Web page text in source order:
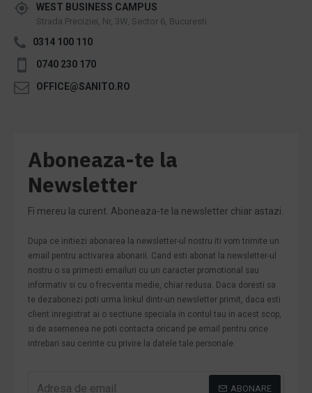
WEST BUSINESS CAMPUS
Strada Preciziei, Nr, 3W, Sector 6, Bucuresti
0314 100 110
0740 230 170
OFFICE@SANITO.RO
Aboneaza-te la
Newsletter
Fi mereu la curent. Aboneaza-te la newsletter chiar astazi.
Dupa ce initiezi abonarea la newsletter-ul nostru iti vom trimite un
email pentru activarea abonarii. Cand esti abonat la newsletter-ul
nostru o sa primesti emailuri cu un caracter promotional sau
informativ si cu o frecventa medie, chiar redusa. Daca doresti sa
te dezabonezi poti urma linkul dintr-un newsletter primit, daca esti
client inregistrat ai o sectiune speciala in contul tau in acest scop,
si de asemenea ne poti contacta oricand pe email pentru orice
intrebari sau cerinte cu privire la datele tale personale.
ABONARE